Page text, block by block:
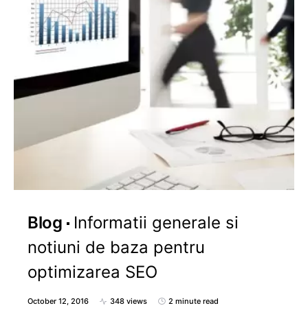
Blog
Informatii generale si
notiuni de baza pentru
optimizarea SEO
October 12, 2016 348 views 2 minute read